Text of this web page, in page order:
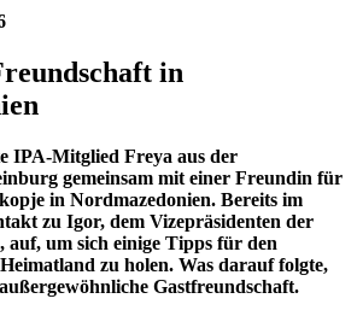
in
IPA-Mitglied Freya aus der
gemeinsam mit einer Freundin für
in Nordmazedonien. Bereits im
zu Igor, dem Vizepräsidenten der
um sich einige Tipps für den
zu holen. Was darauf folgte,
Gastfreundschaft.